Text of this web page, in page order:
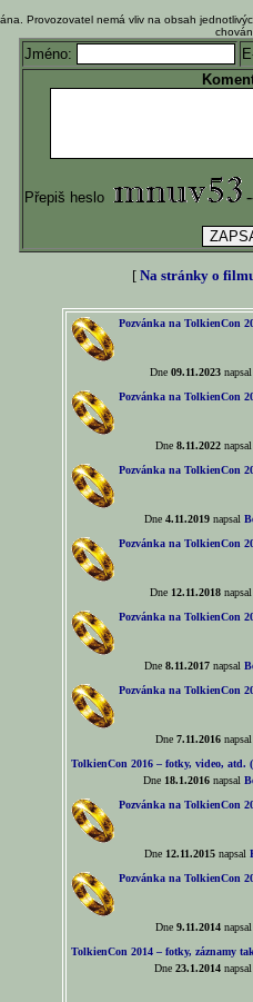
Provozovatel nemá vliv na obsah
Jméno:
Přepiš heslo
[ Na stránky o
Pozvánka na TolkienCon
Dne 09.11.2023napsal
Pozvánka na TolkienCon
Dne 8.11.2022napsal
Pozvánka na TolkienCon
Dne 4.11.2019napsal
Pozvánka na TolkienCon
Dne 12.11.2018napsal
Pozvánka na TolkienCon
Dne 8.11.2017napsal
Pozvánka na TolkienCon
Dne 7.11.2016napsal
TolkienCon 2016 – fotky, video, atd.
Dne 18.1.2016napsal
Pozvánka na TolkienCon
Dne 12.11.2015napsal
Pozvánka na TolkienCon
Dne 9.11.2014napsal
TolkienCon 2014 – fotky, záznamy
Dne 23.1.2014napsal